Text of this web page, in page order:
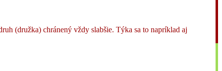
(družka) chránený vždy slabšie. Týka sa to napríklad aj